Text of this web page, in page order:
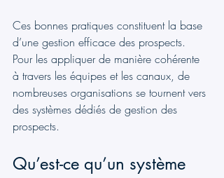
Ces bonnes pratiques constituent la base
d’une gestion efficace des prospects.
Pour les appliquer de manière cohérente
à travers les équipes et les canaux, de
nombreuses organisations se tournent vers
des systèmes dédiés de gestion des
prospects.
Qu’est-ce qu’un système